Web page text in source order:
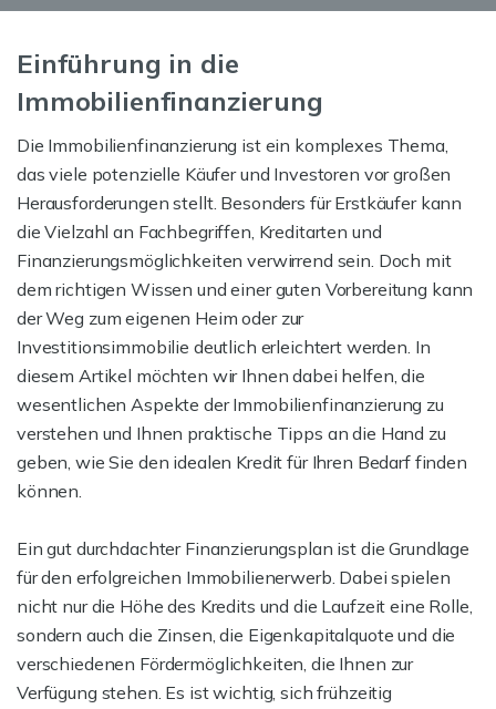
Einführung in die
Immobilienfinanzierung
Die Immobilienfinanzierung ist ein komplexes Thema,
das viele potenzielle Käufer und Investoren vor großen
Herausforderungen stellt. Besonders für Erstkäufer kann
die Vielzahl an Fachbegriffen, Kreditarten und
Finanzierungsmöglichkeiten verwirrend sein. Doch mit
dem richtigen Wissen und einer guten Vorbereitung kann
der Weg zum eigenen Heim oder zur
Investitionsimmobilie deutlich erleichtert werden. In
diesem Artikel möchten wir Ihnen dabei helfen, die
wesentlichen Aspekte der Immobilienfinanzierung zu
verstehen und Ihnen praktische Tipps an die Hand zu
geben, wie Sie den idealen Kredit für Ihren Bedarf finden
können.
Ein gut durchdachter Finanzierungsplan ist die Grundlage
für den erfolgreichen Immobilienerwerb. Dabei spielen
nicht nur die Höhe des Kredits und die Laufzeit eine Rolle,
sondern auch die Zinsen, die Eigenkapitalquote und die
verschiedenen Fördermöglichkeiten, die Ihnen zur
Verfügung stehen. Es ist wichtig, sich frühzeitig